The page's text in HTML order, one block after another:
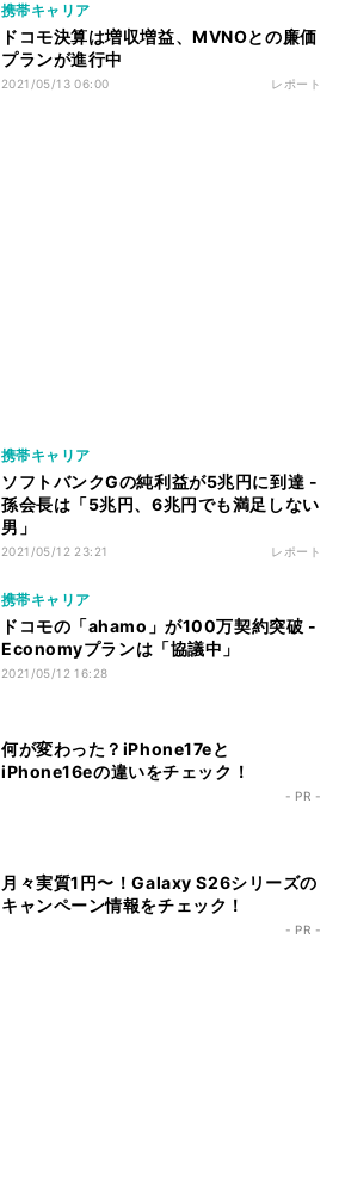
携帯キャリア
ドコモ決算は増収増益、MVNOとの廉価
プランが進行中
2021/05/13 06:00 レポート
携帯キャリア
ソフトバンクGの純利益が5兆円に到達 -
孫会長は「5兆円、6兆円でも満足しない
男」
2021/05/12 23:21 レポート
携帯キャリア
ドコモの「ahamo」が100万契約突破 -
Economyプランは「協議中」
2021/05/12 16:28
何が変わった？iPhone17eと
iPhone16eの違いをチェック！
- PR -
月々実質1円〜！Galaxy S26シリーズの
キャンペーン情報をチェック！
- PR -